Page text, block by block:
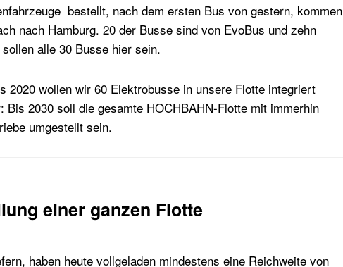
bestellt, nach dem ersten Bus von gestern, kommen
nach Hamburg. 20 der Busse sind von EvoBus und zehn
alle 30 Busse hier sein.
2020 wollen wir 60 Elektrobusse in unsere Flotte integriert
2030 soll die gesamte HOCHBAHN-Flotte mit immerhin
umgestellt sein.
einer ganzen Flotte
haben heute vollgeladen mindestens eine Reichweite von